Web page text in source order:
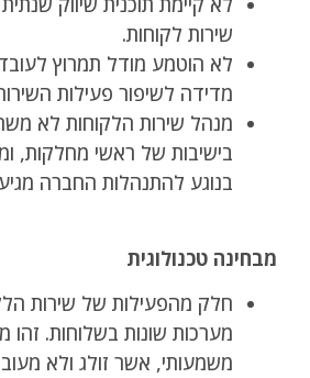
שירות לקוחות.
לא הוטמע מודל תמרוץ
מדידה לשיפור פעילות
מנהל שירות הלקוחות לא
בישיבות של ראשי מחלקות,
בנוגע להתנהלות החברה מגיע
מבחינה טכנולוגית
חלק מהפעילות של שירות
מערכות שונות בשלוחות. זהו
משמעותי, אשר זולג ולא